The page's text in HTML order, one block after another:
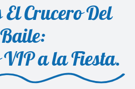
Crucero Del
Baile:
VIP a la Fiesta.